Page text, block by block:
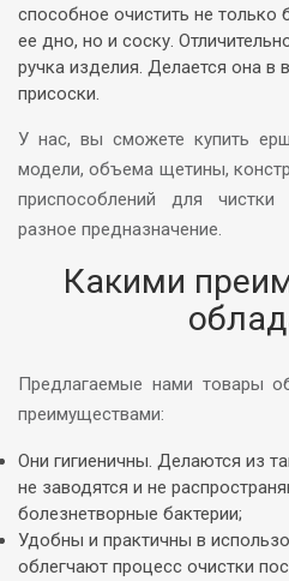
способное очистить не только
ее дно, но и соску.
ручка изделия. Делается она в
присоски.
У нас, вы сможете купить
модели, объема щетины,
приспособлений для
разное предназначение.
Какими
Предлагаемые нами товары
преимуществами:
Они гигиеничны. Делаются из
не заводятся и не
болезнетворные бактерии;
Удобны и практичны в
облегчают процесс очистки